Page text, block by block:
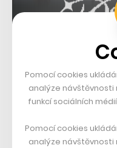
Tento rok si pak
Pomocí cookies
analýze návštěvnosti
funkcí sociálních
Pomocí cookies
analýze návštěvnosti